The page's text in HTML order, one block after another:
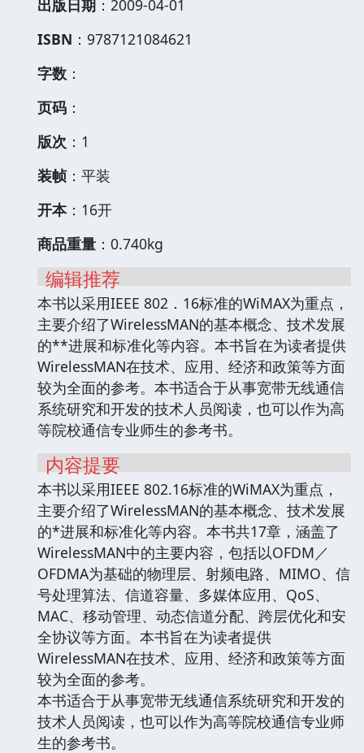
出版日期 ：2009-04-01
ISBN ：9787121084621
字数 ：
页码 ：
版次 ：1
装帧 ：平装
开本：16开
商品重量 ：0.740kg
编辑推荐
本书以采用IEEE 802．16标准的WiMAX为重点，
主要介绍了WirelessMAN的基本概念、技术发展
的**进展和标准化等内容。本书旨在为读者提供
WirelessMAN在技术、应用、经济和政策等方面
较为全面的参考。本书适合于从事宽带无线通信
系统研究和开发的技术人员阅读，也可以作为高
等院校通信专业师生的参考书。
内容提要
本书以采用IEEE 802.16标准的WiMAX为重点，
主要介绍了WirelessMAN的基本概念、技术发展
的*进展和标准化等内容。本书共17章，涵盖了
WirelessMAN中的主要内容，包括以OFDM／
OFDMA为基础的物理层、射频电路、MIMO、信
号处理算法、信道容量、多媒体应用、QoS、
MAC、移动管理、动态信道分配、跨层优化和安
全协议等方面。本书旨在为读者提供
WirelessMAN在技术、应用、经济和政策等方面
较为全面的参考。
本书适合于从事宽带无线通信系统研究和开发的
技术人员阅读，也可以作为高等院校通信专业师
生的参考书。